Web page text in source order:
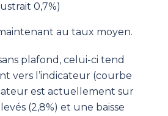
0,7%)
au taux moyen.
plafond, celui-ci tend
vers l’indicateur (courbe
est actuellement sur
(2,8%) et une baisse